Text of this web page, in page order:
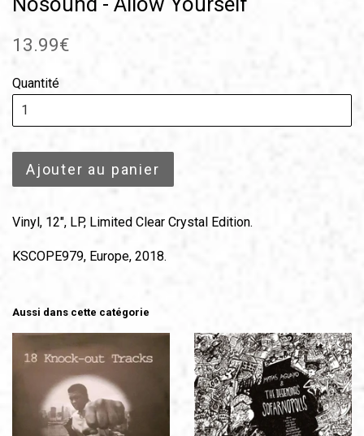
Prix
13.99€
Quantité
Ajouter au panier
Vinyl, 12", LP, Limited Clear Crystal Edition.
KSCOPE979, Europe, 2018.
Aussi dans cette catégorie